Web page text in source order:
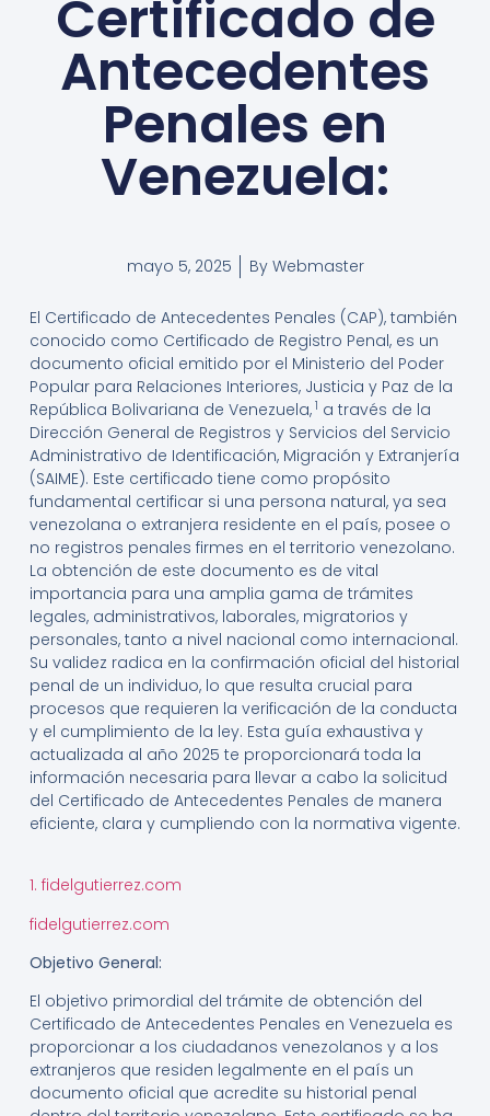
Certificado de
Antecedentes
Penales en
Venezuela:
mayo 5, 2025 ByWebmaster
El Certificado de Antecedentes Penales (CAP), también
conocido como Certificado de Registro Penal, es un
documento oficial emitido por el Ministerio del Poder
Popular para Relaciones Interiores, Justicia y Paz de la
República Bolivariana de Venezuela, 1 a través de la
Dirección General de Registros y Servicios del Servicio
Administrativo de Identificación, Migración y Extranjería
(SAIME). Este certificado tiene como propósito
fundamental certificar si una persona natural, ya sea
venezolana o extranjera residente en el país, posee o
no registros penales firmes en el territorio venezolano.
La obtención de este documento es de vital
importancia para una amplia gama de trámites
legales, administrativos, laborales, migratorios y
personales, tanto a nivel nacional como internacional.
Su validez radica en la confirmación oficial del historial
penal de un individuo, lo que resulta crucial para
procesos que requieren la verificación de la conducta
y el cumplimiento de la ley. Esta guía exhaustiva y
actualizada al año 2025 te proporcionará toda la
información necesaria para llevar a cabo la solicitud
del Certificado de Antecedentes Penales de manera
eficiente, clara y cumpliendo con la normativa vigente.
1. fidelgutierrez.com
fidelgutierrez.com
Objetivo General:
El objetivo primordial del trámite de obtención del
Certificado de Antecedentes Penales en Venezuela es
proporcionar a los ciudadanos venezolanos y a los
extranjeros que residen legalmente en el país un
documento oficial que acredite su historial penal